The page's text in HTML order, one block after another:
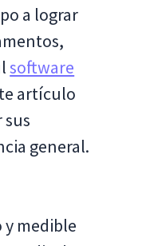
a lograr
software
artículo
general.
medible